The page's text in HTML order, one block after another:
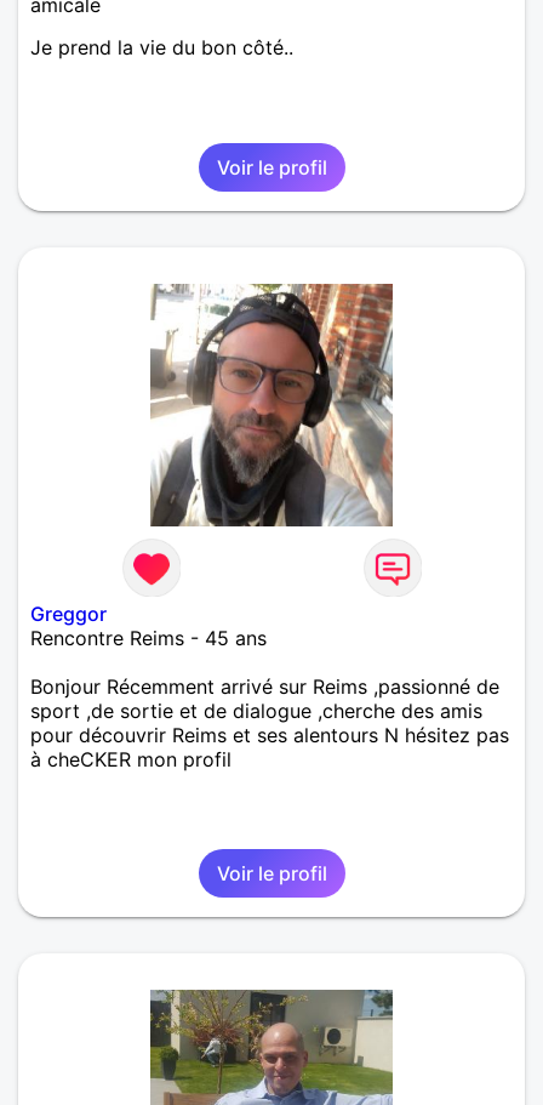
Je prend la vie du bon côté..
Voir le profil
Greggor
Rencontre Reims - 45 ans
Bonjour Récemment arrivé sur Reims ,passionné de
sport ,de sortie et de dialogue ,cherche des amis
pour découvrir Reims et ses alentours N hésitez pas
à cheCKER mon profil
Voir le profil